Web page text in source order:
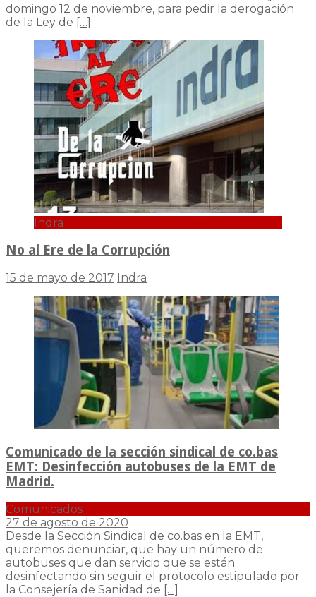
domingo 12 de noviembre, para pedir la derogación
de la Ley de […]
Indra
No al Ere de la Corrupción
15 de mayo de 2017 Indra
Comunicado de la sección sindical de co.bas
EMT: Desinfección autobuses de la EMT de
Madrid.
Comunicados
27 de agosto de 2020
Desde la Sección Sindical de co.bas en la EMT,
queremos denunciar, que hay un número de
autobuses que dan servicio que se están
desinfectando sin seguir el protocolo estipulado por
la Consejería de Sanidad de […]